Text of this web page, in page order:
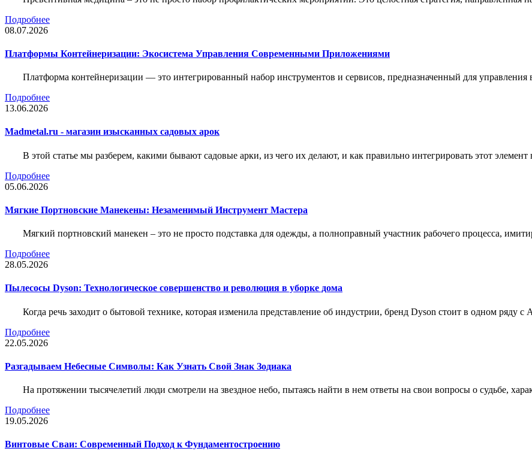
Подробнее
08.07.2026
Платформы Контейнеризации: Экосистема Управления Современными Приложениями
Платформа контейнеризации — это интегрированный набор инструментов и сервисов, предназначенный для
Подробнее
13.06.2026
Madmetal.ru - магазин изысканных садовых арок
В этой статье мы разберем, какими бывают садовые арки, из чего их делают, и как правильно интегрировать этот
Подробнее
05.06.2026
Мягкие Портновские Манекены: Незаменимый Инструмент Мастера
Мягкий портновский манекен – это не просто подставка для одежды, а полноправный участник рабочего процесса,
Подробнее
28.05.2026
Пылесосы Dyson: Технологическое совершенство и революция в уборке дома
Когда речь заходит о бытовой технике, которая изменила представление об индустрии, бренд Dyson стоит в одном ряду с
Подробнее
22.05.2026
Разгадываем Небесные Символы: Как Узнать Свой Знак Зодиака
На протяжении тысячелетий люди смотрели на звездное небо, пытаясь найти в нем ответы на свои вопросы о судьбе,
Подробнее
19.05.2026
Винтовые Сваи: Современный Подход к Фундаментостроению